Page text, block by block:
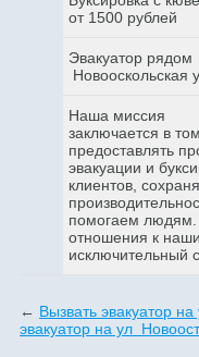
от 1500 рублей
Эвакуатор рядом
Новооскольская
Наша миссия
заключается в
предоставлять
эвакуации и
клиентов,
помогаем людям.
отношения к
исключительный
← Вызвать эвакуатор
эвакуатор на ул